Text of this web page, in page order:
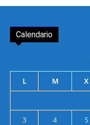
Calendario
L M X
3
4 5